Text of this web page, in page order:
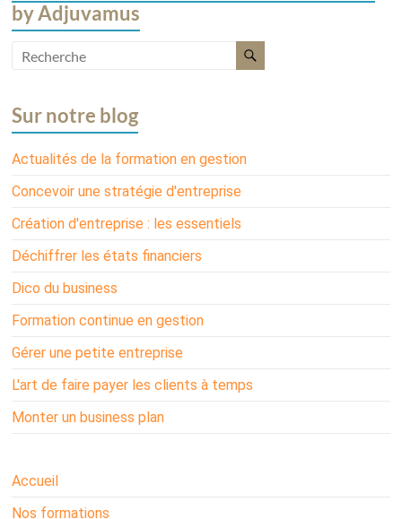
by Adjuvamus
Sur notre blog
Actualités de la formation en gestion
Concevoir une stratégie d'entreprise
Création d'entreprise : les essentiels
Déchiffrer les états financiers
Dico du business
Formation continue en gestion
Gérer une petite entreprise
L'art de faire payer les clients à temps
Monter un business plan
Accueil
Nos formations